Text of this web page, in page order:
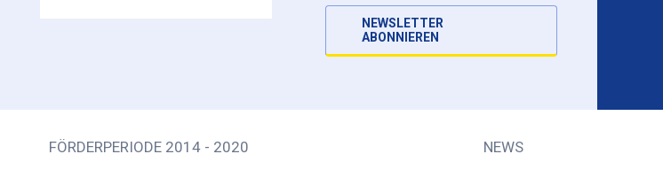
NEWSLETTER
ABONNIEREN
FÖRDERPERIODE 2014 - 2020 NEWS